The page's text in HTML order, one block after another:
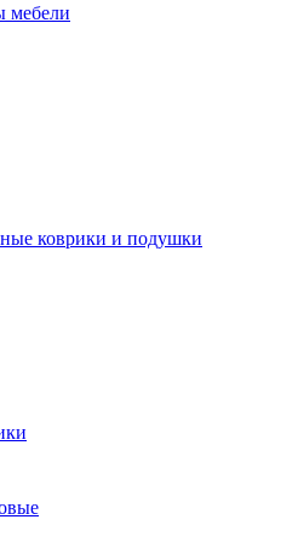
мебели
коврики и подушки